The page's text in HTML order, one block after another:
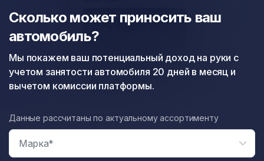
Сколько может приносить ваш
автомобиль?
Мы покажем ваш потенциальный доход на руки с
учетом занятости автомобиля 20 дней в месяц и
вычетом комиссии платформы.
Данные рассчитаны по актуальному ассортименту